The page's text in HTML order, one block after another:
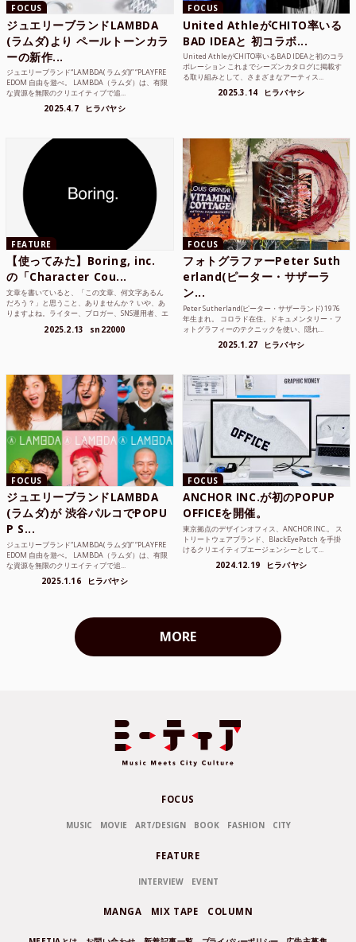
FOCUS
ジュエリーブランドLAMBDA
(ラムダ)より ペールトーンカラ
ーの新作...
ジュエリーブランド“LAMBDA( ラムダ))” “PLAYFRE
EDOM 自由を遊べ。 LAMBDA（ラムダ）は、有限
な資源を無限のクリエイティブで追...
2025.4.7 ヒラバヤシ
FOCUS
United AthleがCHITO率いる
BAD IDEAと 初コラボ...
United AthleがCHITO率いるBAD IDEAと初のコラ
ボレーション これまでシーズンカタログに掲載す
る取り組みとして、さまざまなアーティス...
2025.3.14 ヒラバヤシ
FEATURE
【使ってみた】Boring, inc.
の「Character Cou...
文章を書いていると、「この文章、何文字あるん
だろう？」と思うこと、ありませんか？ いや、あ
りますよね。ライター、ブロガー、SNS運用者、エ
2025.2.13 sn22000
FOCUS
フォトグラファーPeter Suth
erland(ピーター・サザーラ
ン...
Peter Sutherland(ピーター・サザーランド) 1976
年生まれ。 コロラド在住。ドキュメンタリー・フ
ォトグラフィーのテクニックを使い、隠れ...
2025.1.27 ヒラバヤシ
FOCUS
ジュエリーブランドLAMBDA
(ラムダ)が 渋谷パルコでPOPU
P S...
ジュエリーブランド“LAMBDA( ラムダ))” “PLAYFRE
EDOM 自由を遊べ。 LAMBDA（ラムダ）は、有限
な資源を無限のクリエイティブで追...
2025.1.16 ヒラバヤシ
FOCUS
ANCHOR INC.が初のPOPUP
OFFICEを開催。
東京拠点のデザインオフィス、ANCHOR INC.。 ス
トリートウェアブランド、BlackEyePatch を手掛
けるクリエイティブエージェンシーとして...
2024.12.19 ヒラバヤシ
MORE
FOCUS
MUSIC MOVIE ART/DESIGN BOOK FASHION CITY
FEATURE
INTERVIEW EVENT
MANGA MIX TAPE COLUMN